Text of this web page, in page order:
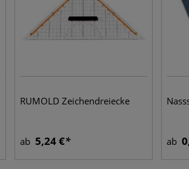
RUMOLD Zeichendreiecke
ab 5,24 € ab